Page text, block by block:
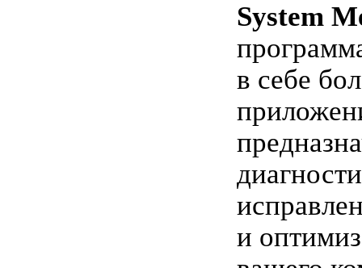
System
в себе
и